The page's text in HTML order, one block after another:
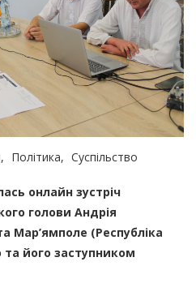
Політика Суспільство
онлайн зустріч
голови Андрія
Мар’ямполе (Республіка
його заступником